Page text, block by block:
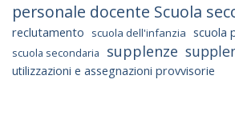
personale docente Scuola
reclutamento scuola dell'infanzia scuola
scuola secondaria supplenze
utilizzazioni e assegnazioni provvisorie